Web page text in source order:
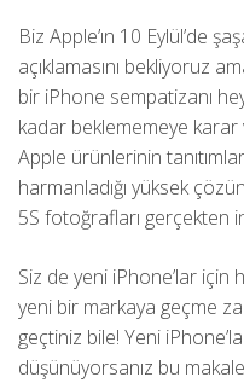
Biz Apple’ın 10 Eylül’de
açıklamasını bekliyoruz
bir iPhone sempatizanı
kadar beklememeye
Apple ürünlerinin
harmanladığı yüksek
5S fotoğrafları gerçekten
Siz de yeni iPhone’lar için
yeni bir markaya geçme
geçtiniz bile! Yeni
düşünüyorsanız bu